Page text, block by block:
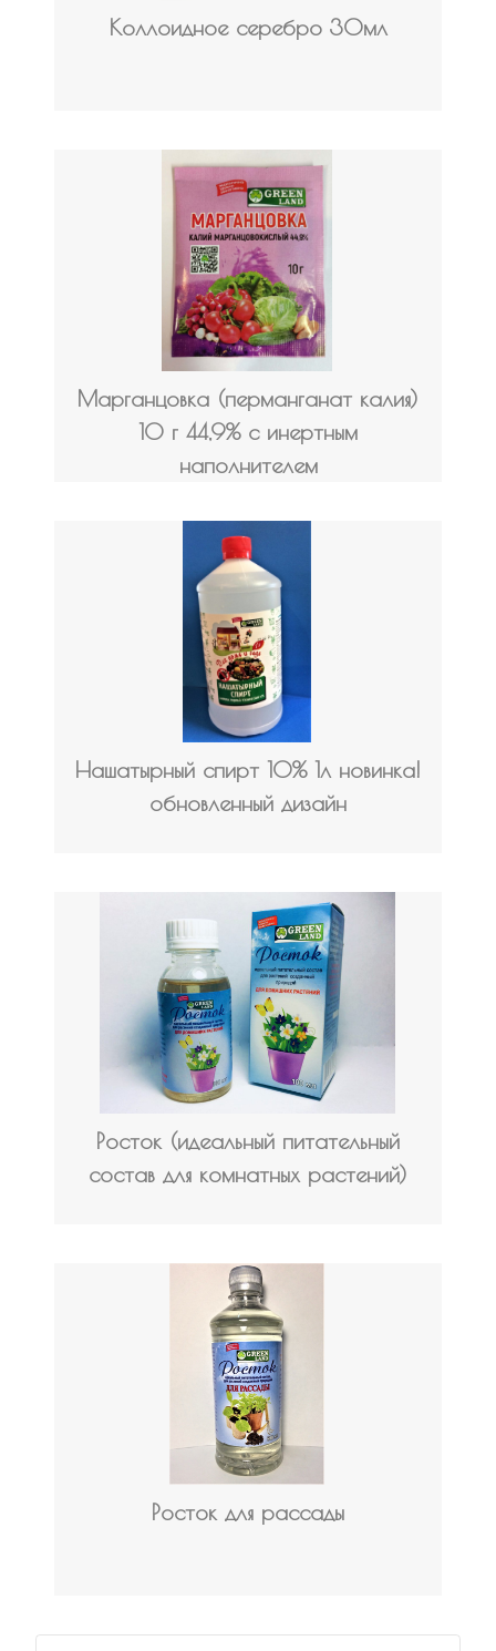
Коллоидное серебро 30мл
Марганцовка (перманганат калия)
10 г 44,9% с инертным
наполнителем
Нашатырный спирт 10% 1л новинка!
обновленный дизайн
Росток (идеальный питательный
состав для комнатных растений)
Росток для рассады